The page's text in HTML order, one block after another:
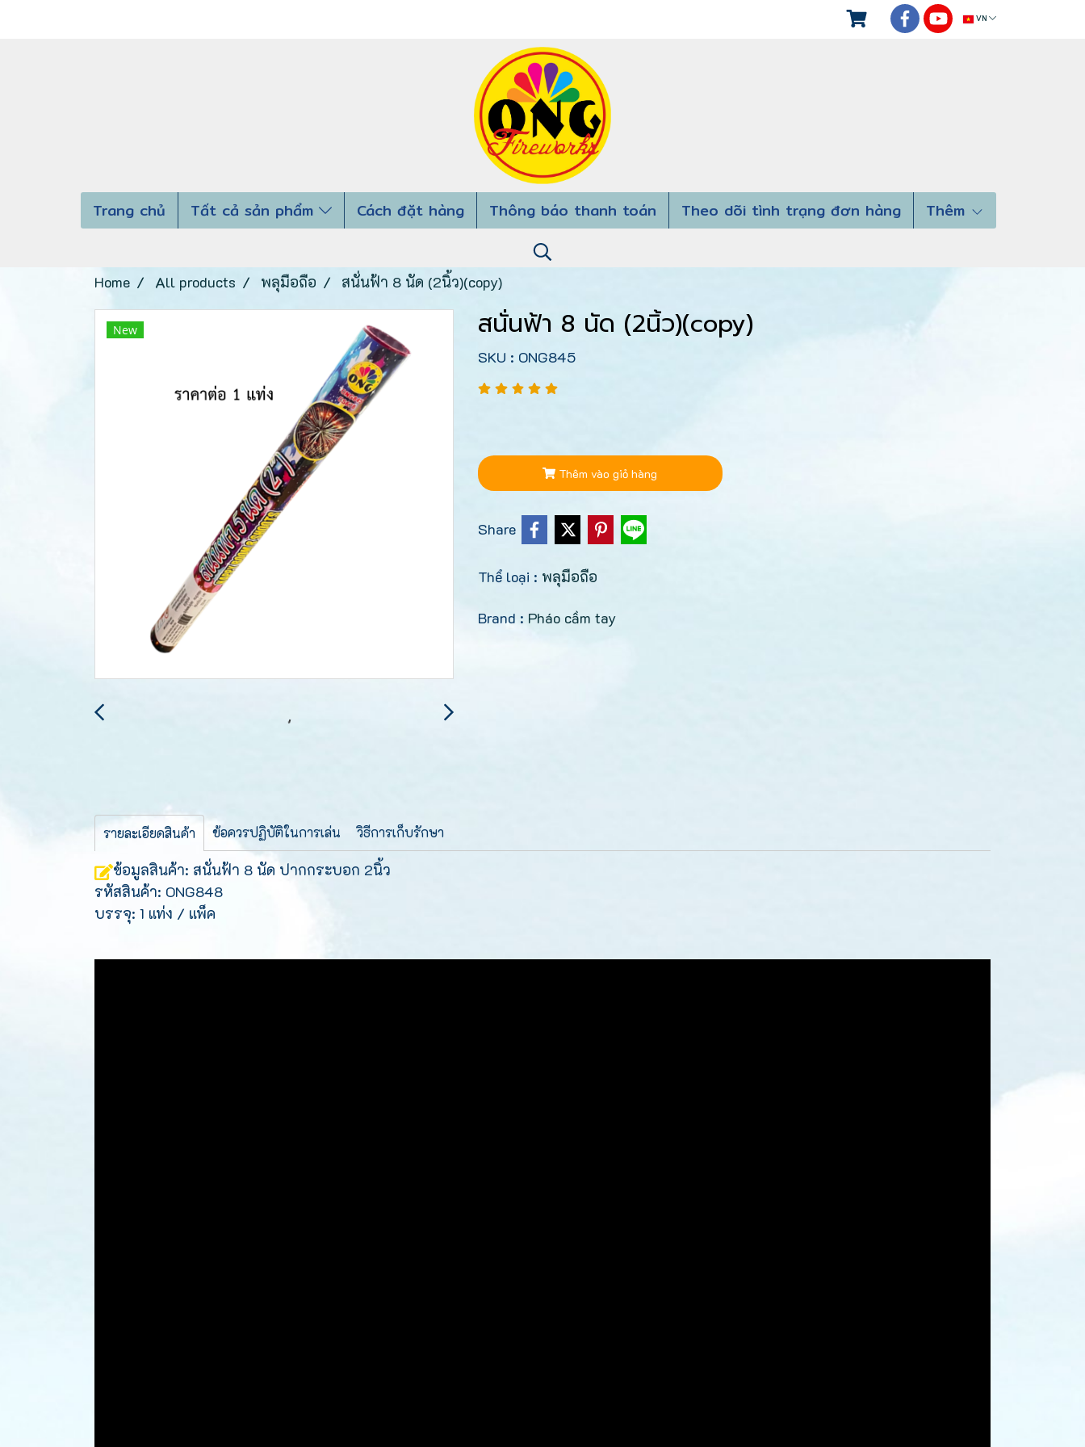
VN
Trang chủ Tất cả sản phẩm Cách đặt hàng Thông báo thanh toán Theo dõi tình trạng đơn hàng Thêm
Home All products พลุมือถือ สนั่นฟ้า 8 นัด (2นิ้ว)(copy)
New สนั่นฟ้า 8 นัด (2นิ้ว)(copy)
SKU : ONG845
Thêm vào giỏ hàng
Share
Thể loại : พลุมือถือ
Brand : Pháo cầm tay
รายละเอียดสินค้า ข้อควรปฏิบัติในการเล่น วิธีการเก็บรักษา
ข้อมูลสินค้า: สนั่นฟ้า 8 นัด ปากกระบอก 2นิ้ว
รหัสสินค้า: ONG848
บรรจุ: 1 แท่ง / แพ็ค